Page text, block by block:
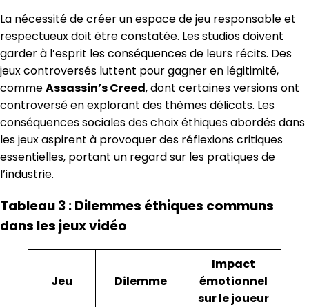
La nécessité de créer un espace de jeu responsable et
respectueux doit être constatée. Les studios doivent
garder à l’esprit les conséquences de leurs récits. Des
jeux controversés luttent pour gagner en légitimité,
commeAssassin’s Creed, dont certaines versions ont
controversé en explorant des thèmes délicats. Les
conséquences sociales des choix éthiques abordés dans
les jeux aspirent à provoquer des réflexions critiques
essentielles, portant un regard sur les pratiques de
l’industrie.
Tableau 3 : Dilemmes éthiques communs
dans les jeux vidéo
Jeu Dilemme
Impact
émotionnel
sur le joueur